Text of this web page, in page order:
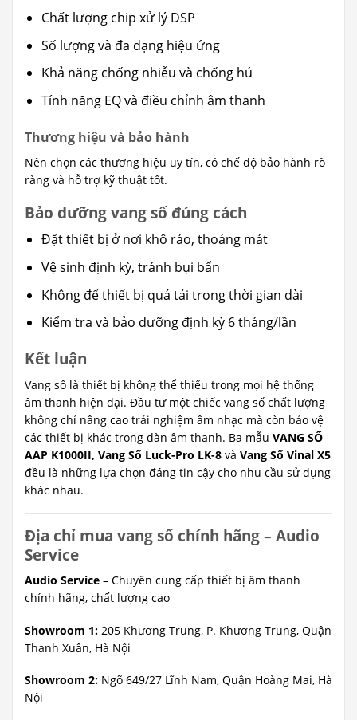
Chất lượng chip xử lý DSP
Số lượng và đa dạng hiệu ứng
Khả năng chống nhiễu và chống hú
Tính năng EQ và điều chỉnh âm thanh
Thương hiệu và bảo hành
Nên chọn các thương hiệu uy tín, có chế độ bảo hành rõ
ràng và hỗ trợ kỹ thuật tốt.
Bảo dưỡng vang số đúng cách
Đặt thiết bị ở nơi khô ráo, thoáng mát
Vệ sinh định kỳ, tránh bụi bẩn
Không để thiết bị quá tải trong thời gian dài
Kiểm tra và bảo dưỡng định kỳ 6 tháng/lần
Kết luận
Vang số là thiết bị không thể thiếu trong mọi hệ thống
âm thanh hiện đại. Đầu tư một chiếc vang số chất lượng
không chỉ nâng cao trải nghiệm âm nhạc mà còn bảo vệ
các thiết bị khác trong dàn âm thanh. Ba mẫu VANG SỐ
AAP K1000II, Vang Số Luck-Pro LK-8 và Vang Số Vinal X5
đều là những lựa chọn đáng tin cậy cho nhu cầu sử dụng
khác nhau.
Địa chỉ mua vang số chính hãng – Audio
Service
Audio Service – Chuyên cung cấp thiết bị âm thanh
chính hãng, chất lượng cao
Showroom 1: 205 Khương Trung, P. Khương Trung, Quận
Thanh Xuân, Hà Nội
Showroom 2: Ngõ 649/27 Lĩnh Nam, Quận Hoàng Mai, Hà
Nội